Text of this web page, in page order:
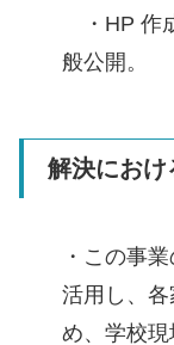
・HP 作
般公開。
解決におけ
・この事
活用し、
め、学校